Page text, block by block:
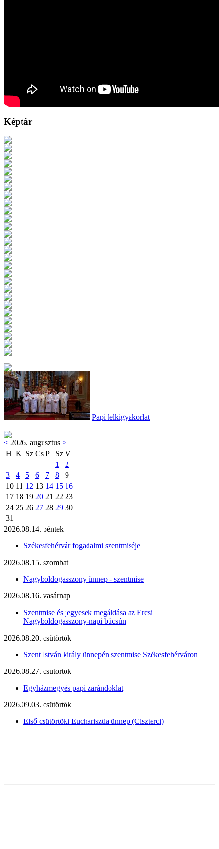
Képtár
Papi lelkigyakorlat
< 2026. augusztus >
H K Sz Cs P Sz V
1
2
3
4 5 6 7 8
9
10 11 12 13 14 15 16
17 18 19 20 21 22 23
24 25 26 27 28 29 30
31
2026.08.14. péntek
Székesfehérvár fogadalmi szentmiséje
2026.08.15. szombat
Nagyboldogasszony ünnep - szentmise
2026.08.16. vasárnap
Szentmise és jegyesek megáldása az Ercsi
Nagyboldogasszony-napi búcsún
2026.08.20. csütörtök
Szent István király ünnepén szentmise Székesfehérváron
2026.08.27. csütörtök
Egyházmegyés papi zarándoklat
2026.09.03. csütörtök
Első csütörtöki Eucharisztia ünnep (Ciszterci)